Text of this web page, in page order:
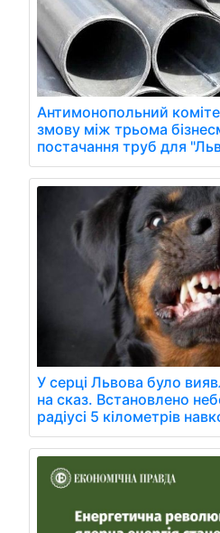
Антимонопольний
змову між трьома
постачання труб для
У серці Львова було
на сказ. Встановлено
радіусі 5 кілометрів